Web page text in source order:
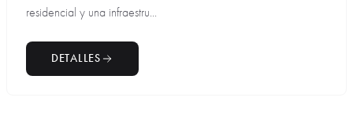
residencial y una infraestru...
DETALLES